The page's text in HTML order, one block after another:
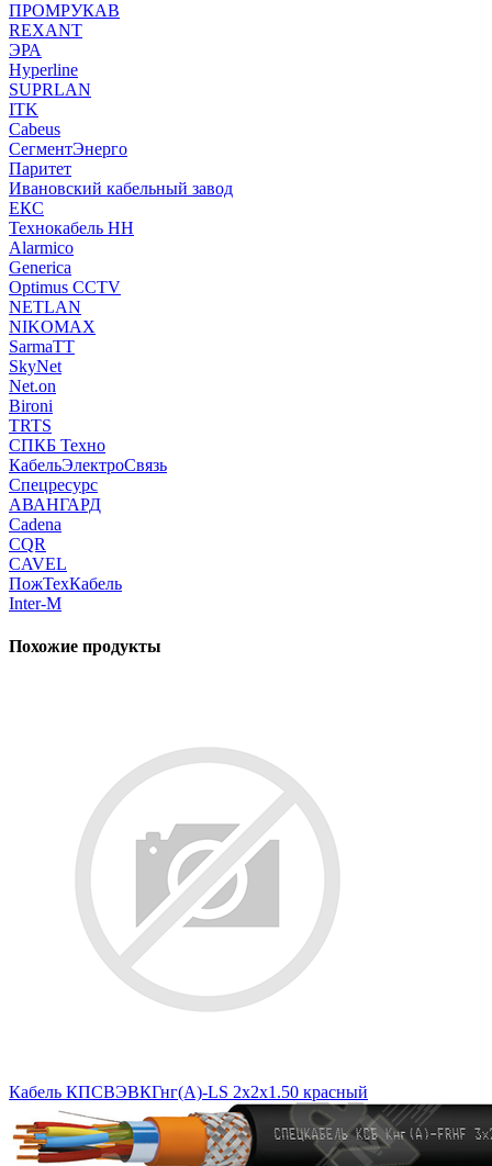
ПРОМРУКАВ
REXANT
ЭРА
Hyperline
SUPRLAN
ITK
Cabeus
СегментЭнерго
Паритет
Ивановский кабельный завод
ЕКС
Технокабель НН
Alarmico
Generica
Optimus CCTV
NETLAN
NIKOMAX
SarmaTT
SkyNet
Net.on
Bironi
TRTS
СПКБ Техно
КабельЭлектроСвязь
Спецресурс
АВАНГАРД
Cadena
CQR
CAVEL
ПожТехКабель
Inter-M
Похожие продукты
Кабель КПСВЭВКГнг(А)-LS 2х2х1.50 красный